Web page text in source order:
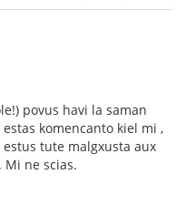
povus havi la saman
komencanto kiel mi ,
tute malgxusta aux
Mi ne scias.